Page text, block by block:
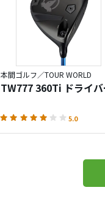
本間ゴルフ／TOUR WORLD
TW777 360Ti ドライバ
5.0